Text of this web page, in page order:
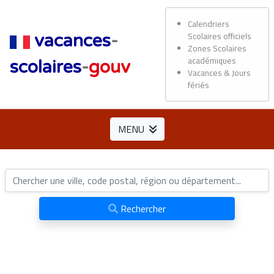
vacances-
scolaires-gouv
Calendriers
Scolaires officiels
Zones Scolaires
académiques
Vacances & Jours
fériés
MENU
Rechercher